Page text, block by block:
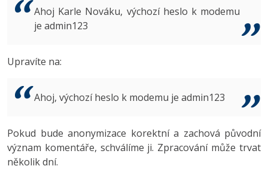
ASP.NET MVC
Best practices
MS-SQL
3D grafik
Copywriter
WordPress specialista
VB.NET
Algoritmy -41%
Umělá inteligence (AI) -10%
Copywriting
Windows
Inkscape
Fórum
Ahoj Karle Nováku, výchozí heslo k modemu
je admin123
Upravíte na:
Ahoj, výchozí heslo k modemu je admin123
Pokud bude anonymizace korektní a zachová původní
význam komentáře, schválíme ji. Zpracování může trvat
několik dní.